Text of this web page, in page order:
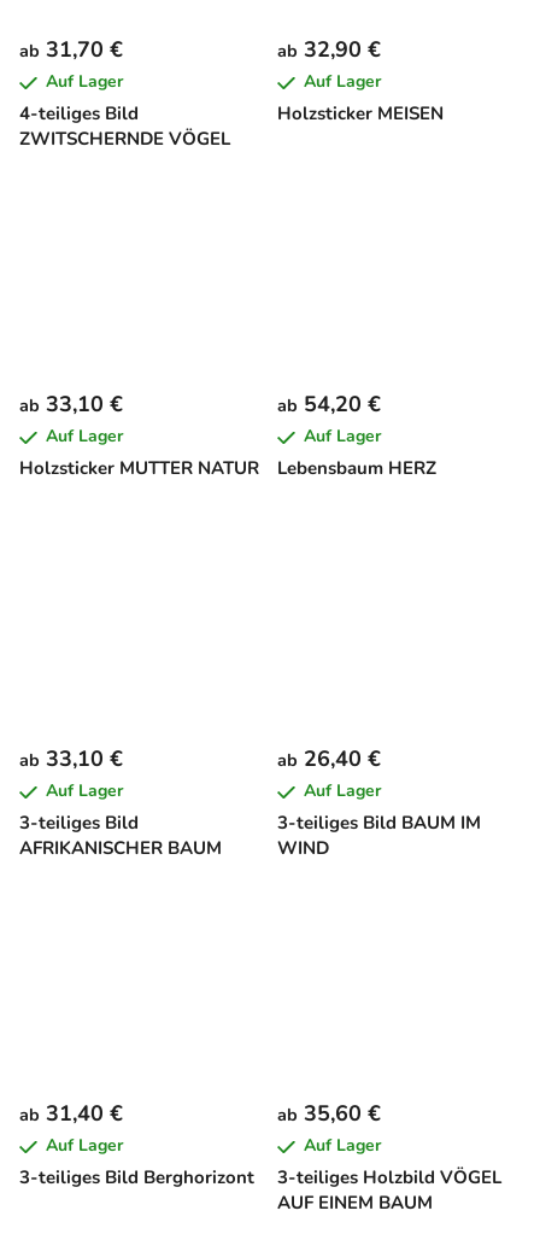
4-teiliges Bild
ZWITSCHERNDE VÖGEL
ab 31,70 €
Auf Lager
Holzsticker MEISEN
ab 32,90 €
Auf Lager
Holzsticker MUTTER NATUR
ab 33,10 €
Auf Lager
Lebensbaum HERZ
ab 54,20 €
Auf Lager
3-teiliges Bild
AFRIKANISCHER BAUM
ab 33,10 €
Auf Lager
3-teiliges Bild BAUM IM
WIND
ab 26,40 €
Auf Lager
3-teiliges Bild Berghorizont
ab 31,40 €
Auf Lager
3-teiliges Holzbild VÖGEL
AUF EINEM BAUM
ab 35,60 €
Auf Lager